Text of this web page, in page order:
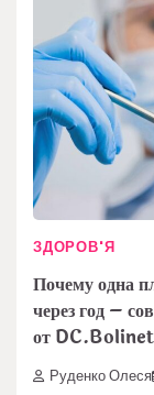
ЗДОРОВ'Я
Почему одна
через год –
от DC.Bolinet
Руденко Олеся